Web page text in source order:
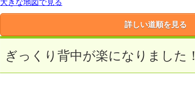
大きな地図で見る
詳しい道順を見る
ぎっくり背中が楽になりました！